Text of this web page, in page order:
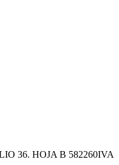
36. HOJA B 582260IVA